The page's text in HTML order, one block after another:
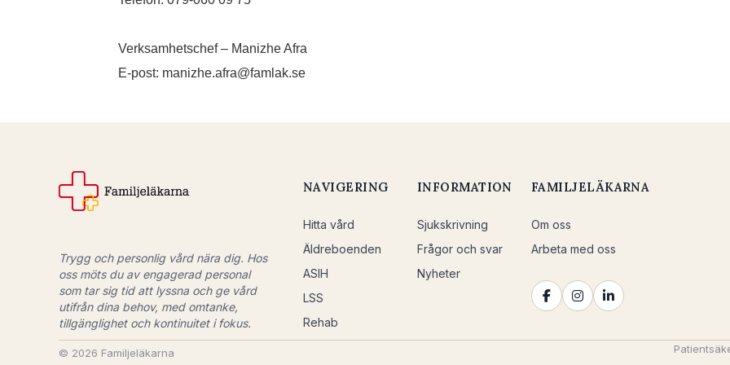
Verksamhetschef – Manizhe Afra
E-post: manizhe.afra@famlak.se
Trygg och personlig vård nära dig. Hos
oss möts du av engagerad personal
som tar sig tid att lyssna och ge vård
utifrån dina behov, med omtanke,
tillgänglighet och kontinuitet i fokus.
NAVIGERING
Hitta vård
Äldreboenden
ASIH
LSS
Rehab
INFORMATION
Sjukskrivning
Frågor och svar
Nyheter
FAMILJELÄKARNA
Om oss
Arbeta med oss
© 2026 Familjeläkarna